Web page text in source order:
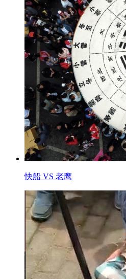
快船 VS 老鹰